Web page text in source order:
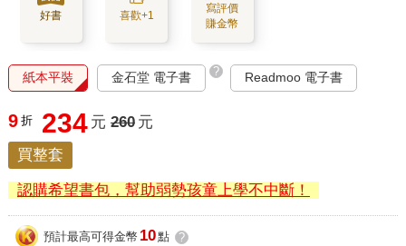
好書 喜歡+1
寫評價
賺金幣
紙本平裝 金石堂 電子書 ? Readmoo 電子書
9 折 234 元 260 元
買整套
認購希望書包，幫助弱勢孩童上學不中斷！
預計最高可得金幣 10點 ?